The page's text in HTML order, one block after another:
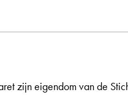
zijn eigendom van de